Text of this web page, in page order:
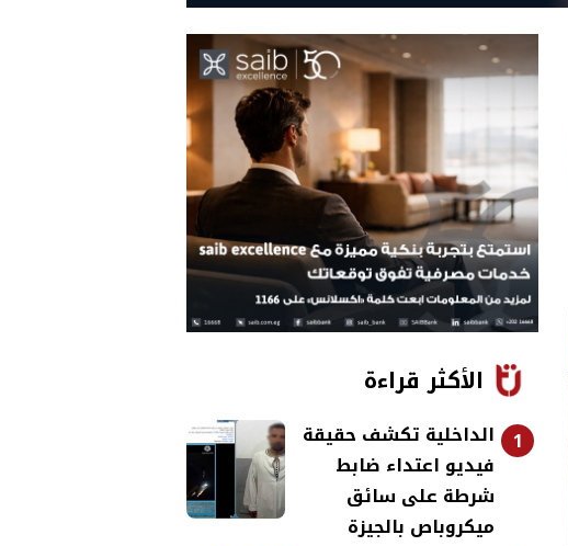
الأكثر قراءة
1
الداخلية تكشف حقيقة
فيديو اعتداء ضابط
شرطة على سائق
ميكروباص بالجيزة